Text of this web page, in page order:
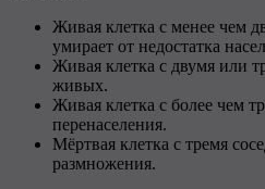
Живая клетка с менее чем
умирает от недостатка
Живая клетка с двумя или
живых.
Живая клетка с более чем
перенаселения.
Мёртвая клетка с тремя
размножения.